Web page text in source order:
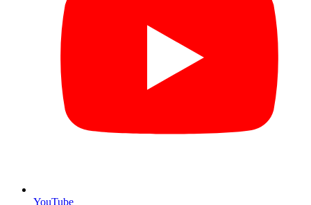
YouTube